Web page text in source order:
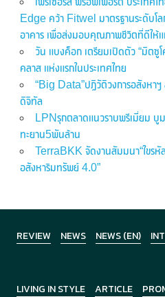
Edge คว้า Fitwel มาตรฐานระดับโล
อาคาร เพื่อส่งมอบคุณภาพชีวิตที่ดีให้แ
วัน แบงค็อก เตรียมเปิดตัว “มิตซู
คลาส แห่งแรกในประเทศไทย
“Big Data”ปฏิวัติวงการอสังหา
ดิจิทัล
LPNรุกตลาดแนวราบพรีเมี่ยม บู
ทะยาน5พันล้าน
TerraBKK จัดงานสัมมนา“ไขร
อสังหาริมทรัพย์ 4.0”
REVIEW NEWS NEWS (EN)
LIVING IN STYLE ARTICLE